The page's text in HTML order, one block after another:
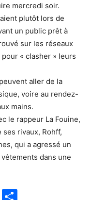
mercredi soir.
plutôt lors de
un public prêt à
sur les réseaux
« clasher » leurs
aller de la
voire au rendez-
mains.
le rappeur La Fouine,
ses rivaux, Rohff,
qui a agressé un
dans une
X